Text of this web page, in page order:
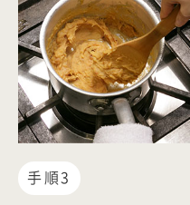
手順3